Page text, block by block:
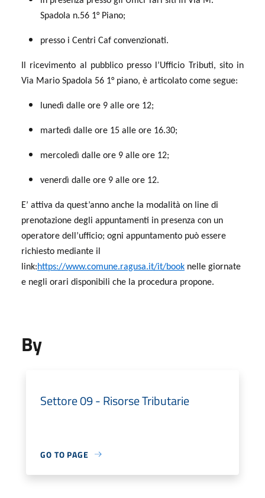
Spadola n.56 1° Piano;
presso i Centri Caf convenzionati.
Il ricevimento al pubblico presso l’Ufficio Tributi, sito in
Via Mario Spadola 56 1° piano, è articolato come segue:
lunedì dalle ore 9 alle ore 12;
martedì dalle ore 15 alle ore 16.30;
mercoledì dalle ore 9 alle ore 12;
venerdì dalle ore 9 alle ore 12.
E’ attiva da quest’anno anche la modalità on line di
prenotazione degli appuntamenti in presenza con un
operatore dell’ufficio; ogni appuntamento può essere
richiesto mediante il
link:https://www.comune.ragusa.it/it/book nelle giornate
e negli orari disponibili che la procedura propone.
By
Settore 09 - Risorse Tributarie
GO TO PAGE